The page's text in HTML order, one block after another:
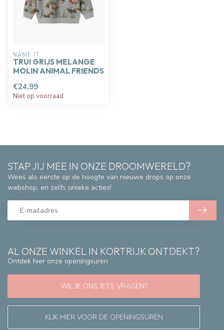
NAME IT
TRUI GRIJS MELANGE
MOLIN ANIMAL FRIENDS
€24,99
Niet op voorraad
AL ONZE WINKEL IN KORTRIJK ONTDEKT?
Ontdek hier onze openingsuren
WIL JE ONS IETS VRAGEN?
KLIK HIER VOOR DE OPENINGSUREN
STAP JIJ MEE IN ONZE DROOMWERELD?
Wees als eerste op de hoogte van nieuwe drops op onze
webshop, en zelfs unieke acties!